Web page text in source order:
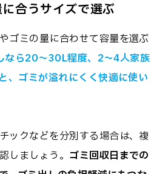
合うサイズで選ぶ
ゴミの量に合わせて容量を選ぶ
なら20～30L程度、2～4人家族
、ゴミが溢れにくく快適に使い
ックなどを分別する場合は、複
しましょう。 ゴミ回収日までの